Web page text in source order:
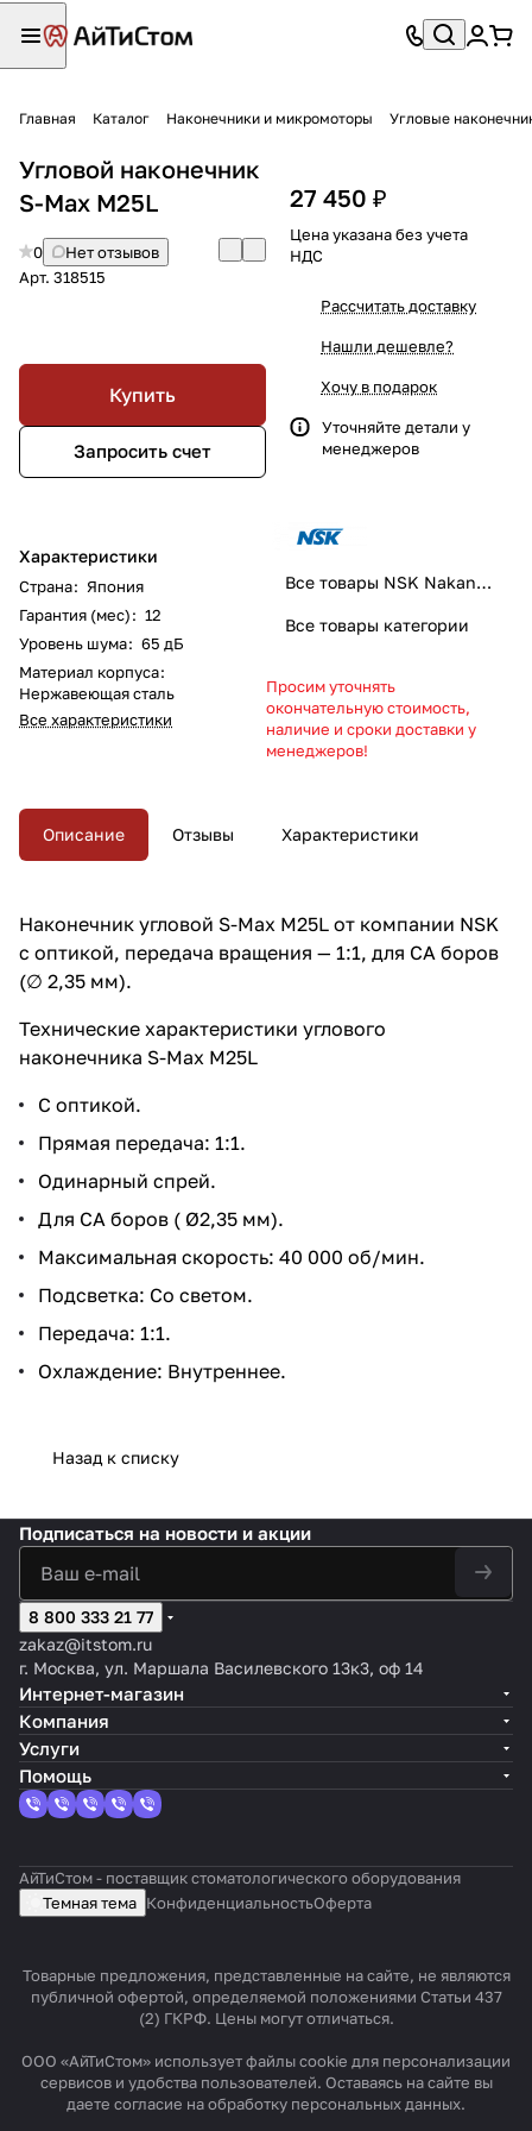
Главная Каталог Наконечники и микромоторы Угловые
Угловой наконечник
S-Max M25L
0
Нет отзывов
Арт. 318515
Купить
Запросить счет
Характеристики
Страна: Япония
Гарантия (мес): 12
Уровень шума: 65 дБ
Материал корпуса:
Нержавеющая сталь
Все характеристики
27 450 ₽
Цена указана без учета
НДС
Рассчитать доставку
Нашли дешевле?
Хочу в подарок
Уточняйте детали у
менеджеров
Все товары NSK Nakanishi
Все товары категории
Просим уточнять
окончательную стоимость,
наличие и сроки доставки у
менеджеров!
Описание Отзывы Характеристики
Наконечник угловой S-Max M25L от компании NSK
с оптикой, передача вращения — 1:1, для CA боров
(∅ 2,35 мм).
Технические характеристики углового
наконечника S-Max M25L
С оптикой.
Прямая передача: 1:1.
Одинарный спрей.
Для CA боров ( Ø2,35 мм).
Максимальная скорость: 40 000 об/мин.
Подсветка: Со светом.
Передача: 1:1.
Охлаждение: Внутреннее.
Назад к списку
Подписаться на новости и акции
8 800 333 21 77
zakaz@itstom.ru
г. Москва, ул. Маршала Василевского 13к3, оф 14
Интернет-магазин
Компания
Услуги
Помощь
АйТиСтом - поставщик стоматологического оборудования
Темная тема КонфиденциальностьОферта
Товарные предложения, представленные на сайте, не являются
публичной офертой, определяемой положениями Статьи 437
(2) ГКРФ. Цены могут отличаться.
ООО «АйТиСтом» использует файлы cookie для персонализации
сервисов и удобства пользователей. Оставаясь на сайте вы
даете согласие на обработку персональных данных.